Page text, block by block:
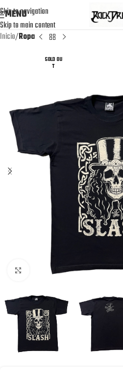
Skip to navigation
Skip to main content
MENU
Inicio Ropa
SOLD OU
T
Click to enlarge